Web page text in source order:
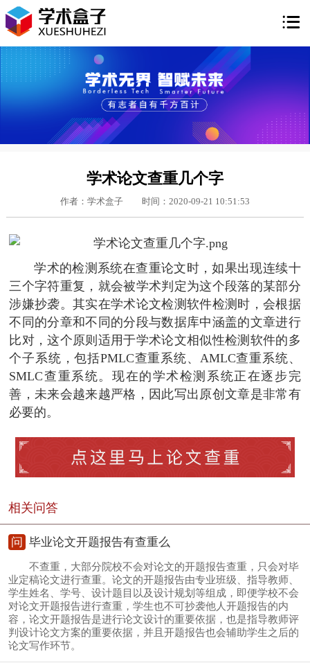

学术论文查重几个字
作者：学术盒子 时间：2020-09-21 10:51:53
学术的检测系统在查重论文时，如果出现连续十
三个字符重复，就会被学术判定为这个段落的某部分
涉嫌抄袭。其实在学术论文检测软件检测时，会根据
不同的分章和不同的分段与数据库中涵盖的文章进行
比对，这个原则适用于学术论文相似性检测软件的多
个子系统，包括PMLC查重系统、AMLC查重系统、
SMLC查重系统。现在的学术检测系统正在逐步完
善，未来会越来越严格，因此写出原创文章是非常有
必要的。
相关问答
问 毕业论文开题报告有查重么
不查重，大部分院校不会对论文的开题报告查重，只会对毕
业定稿论文进行查重。论文的开题报告由专业班级、指导教师、
学生姓名、学号、设计题目以及设计规划等组成，即便学校不会
对论文开题报告进行查重，学生也不可抄袭他人开题报告的内
容，论文开题报告是进行论文设计的重要依据，也是指导教师评
判设计论文方案的重要依据，并且开题报告也会辅助学生之后的
论文写作环节。